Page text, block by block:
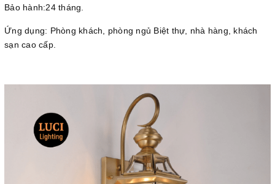
Bảo hành:24 tháng.
Ứng dụng: Phòng khách, phòng ngủ Biệt thự, nhà hàng, khách
sạn cao cấp.